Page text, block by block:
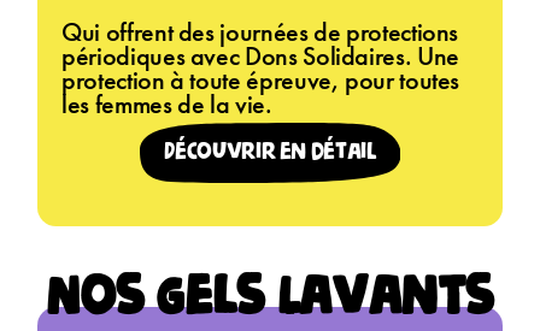
Qui offrent des journées de protections
périodiques avec Dons Solidaires. Une
protection à toute épreuve, pour toutes
les femmes de la vie.
Découvrir en détail
Nos Gels Lavants